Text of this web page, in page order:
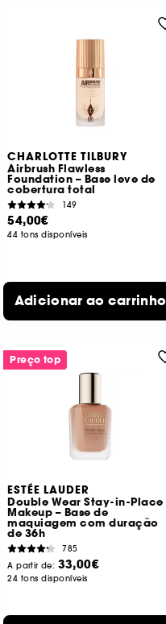
CHARLOTTE TILBURY
Airbrush Flawless
Foundation – Base leve de
cobertura total
149
54,00€
44 tons disponíveis
Adicionar ao carrinho
ESTÉE LAUDER
Double Wear Stay-in-Place
Makeup – Base de
maquiagem com duração
de 36h
785
A partir de: 33,00€
24 tons disponíveis
Preço top